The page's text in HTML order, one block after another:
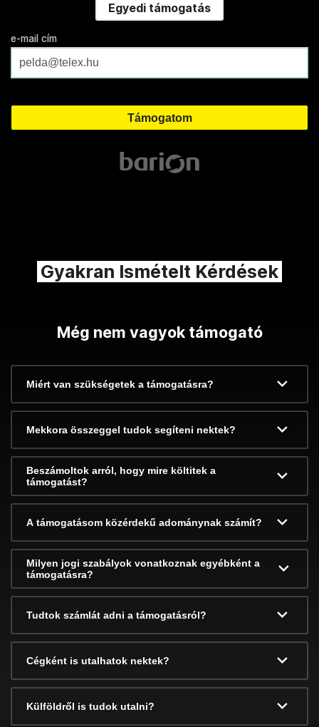
Egyedi támogatás
e-mail cím
Gyakran Ismételt Kérdések
Még nem vagyok támogató
Miért van szükségetek a támogatásra?
Mekkora összeggel tudok segíteni nektek?
Beszámoltok arról, hogy mire költitek a
támogatást?
A támogatásom közérdekű adománynak számít?
Milyen jogi szabályok vonatkoznak egyébként a
támogatásra?
Tudtok számlát adni a támogatásról?
Cégként is utalhatok nektek?
Külföldről is tudok utalni?